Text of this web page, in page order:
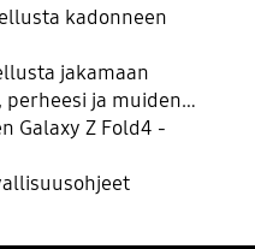
kadonneen
jakamaan
perheesi ja muiden
Galaxy Z Fold4 -